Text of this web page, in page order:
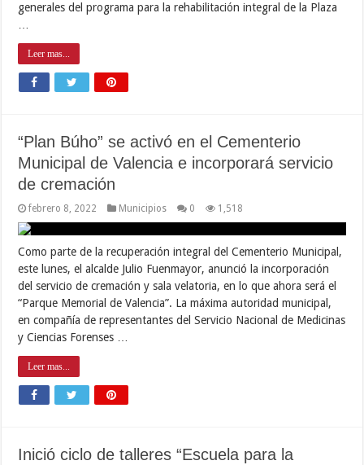
generales del programa para la rehabilitación integral de la Plaza
Leer mas...
“Plan Búho” se activó en el Cementerio
Municipal de Valencia e incorporará servicio
de cremación
febrero 8, 2022 Municipios 0 1,518
Como parte de la recuperación integral del Cementerio Municipal,
este lunes, el alcalde Julio Fuenmayor, anunció la incorporación
del servicio de cremación y sala velatoria, en lo que ahora será el
“Parque Memorial de Valencia”. La máxima autoridad municipal,
en compañía de representantes del Servicio Nacional de Medicinas
y Ciencias Forenses …
Leer mas...
Inició ciclo de talleres “Escuela para la